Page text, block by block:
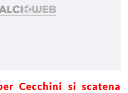
Cecchini si scatena